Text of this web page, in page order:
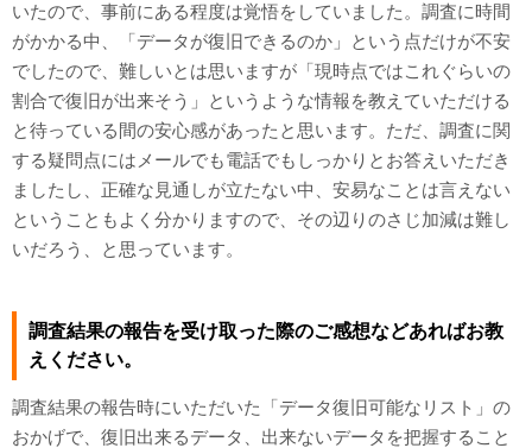
いたので、事前にある程度は覚悟をしていました。調査に時間
がかかる中、「データが復旧できるのか」という点だけが不安
でしたので、難しいとは思いますが「現時点ではこれぐらいの
割合で復旧が出来そう」というような情報を教えていただける
と待っている間の安心感があったと思います。ただ、調査に関
する疑問点にはメールでも電話でもしっかりとお答えいただき
ましたし、正確な見通しが立たない中、安易なことは言えない
ということもよく分かりますので、その辺りのさじ加減は難し
いだろう、と思っています。
調査結果の報告を受け取った際のご感想などあればお教
えください。
調査結果の報告時にいただいた「データ復旧可能なリスト」の
おかげで、復旧出来るデータ、出来ないデータを把握すること